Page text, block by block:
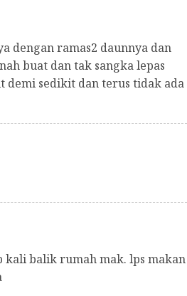
dengan ramas2 daunnya dan
buat dan tak sangka lepas
demi sedikit dan terus tidak ada
kali balik rumah mak. lps makan